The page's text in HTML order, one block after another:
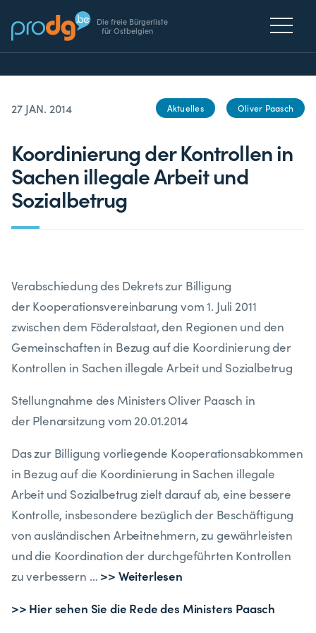
Die freie Bürgerliste
für Ostbelgien
27 JAN. 2014 Aktuelles Oliver Paasch
Koordinierung der Kontrollen in
Sachen illegale Arbeit und
Sozialbetrug
Verabschiedung des Dekrets zur Billigung
der Kooperationsvereinbarung vom 1. Juli 2011
zwischen dem Föderalstaat, den Regionen und den
Gemeinschaften in Bezug auf die Koordinierung der
Kontrollen in Sachen illegale Arbeit und Sozialbetrug
Stellungnahme des Ministers Oliver Paasch in
der Plenarsitzung vom 20.01.2014
Das zur Billigung vorliegende Kooperationsabkommen
in Bezug auf die Koordinierung in Sachen illegale
Arbeit und Sozialbetrug zielt darauf ab, eine bessere
Kontrolle, insbesondere bezüglich der Beschäftigung
von ausländischen Arbeitnehmern, zu gewährleisten
und die Koordination der durchgeführten Kontrollen
zu verbessern … >> Weiterlesen
>> Hier sehen Sie die Rede des Ministers Paasch